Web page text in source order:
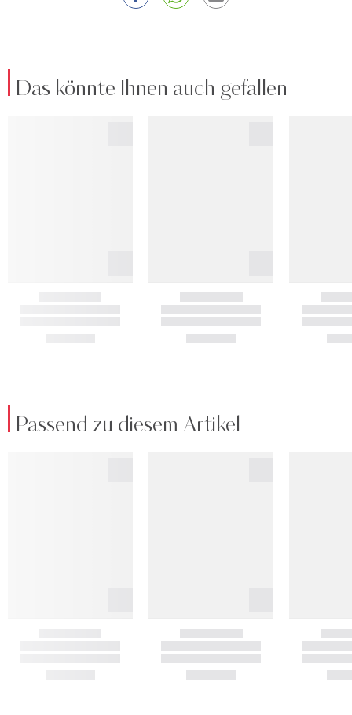
Das könnte Ihnen auch gefallen
Passend zu diesem Artikel